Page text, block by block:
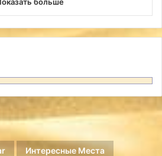
Интересные Места